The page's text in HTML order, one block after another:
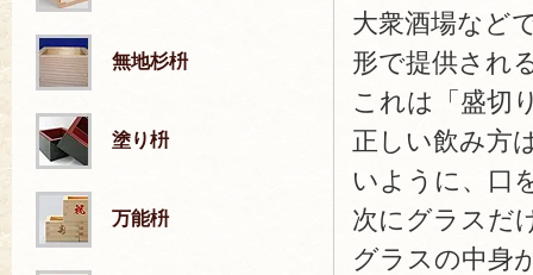
大衆酒場など
形で提供され
これは「盛切
正しい飲み方
いように、口
次にグラスだ
グラスの中身
無地杉枡
塗り枡
万能枡